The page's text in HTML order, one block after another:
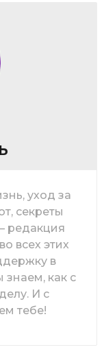
уход за
секреты
редакция
всех этих
в
как с
И с
тебе!